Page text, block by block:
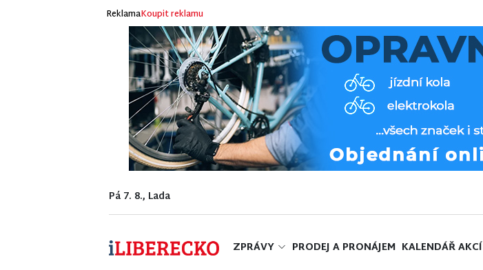
ReklamaKoupit reklamu
Pá 7. 8., Lada
ZPRÁVY PRODEJ A PRONÁJEM KALENDÁŘ AKCÍ